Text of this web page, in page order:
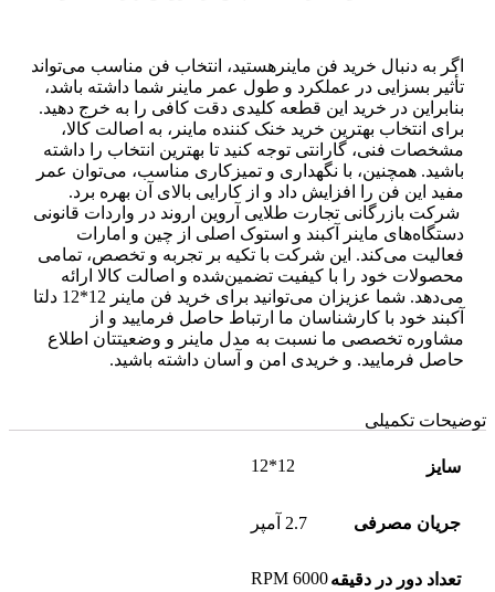
اگر به دنبال خرید فن ماینرهستید، انتخاب فن مناسب می‌تواند
تأثیر بسزایی در عملکرد و طول عمر ماینر شما داشته باشد،
بنابراین در خرید این قطعه کلیدی دقت کافی را به خرج دهید.
برای انتخاب بهترین خرید خنک کننده ماینر، به اصالت کالا،
مشخصات فنی، گارانتی توجه کنید تا بهترین انتخاب را داشته
باشید. همچنین، با نگهداری و تمیزکاری مناسب، می‌توان عمر
مفید این فن را افزایش داد و از کارایی بالای آن بهره برد.
شرکت بازرگانی تجارت طلایی آروین اروند در واردات قانونی
دستگاه‌های ماینر آکبند و استوک اصلی از چین و امارات
فعالیت می‌کند. این شرکت با تکیه بر تجربه و تخصص، تمامی
محصولات خود را با کیفیت تضمین‌شده و اصالت کالا ارائه
می‌دهد. شما عزیزان می‌توانید برای خرید فن ماینر 12*12 دلتا
آکبند خود با کارشناسان ما ارتباط حاصل فرمایید و از
مشاوره تخصصی ما نسبت به مدل ماینر و وضعیتتان اطلاع
حاصل فرمایید. و خریدی امن و آسان داشته باشید.
توضیحات تکمیلی
سایز 12*12
جریان مصرفی 2.7 آمپر
تعداد دور در دقیقه6000 RPM